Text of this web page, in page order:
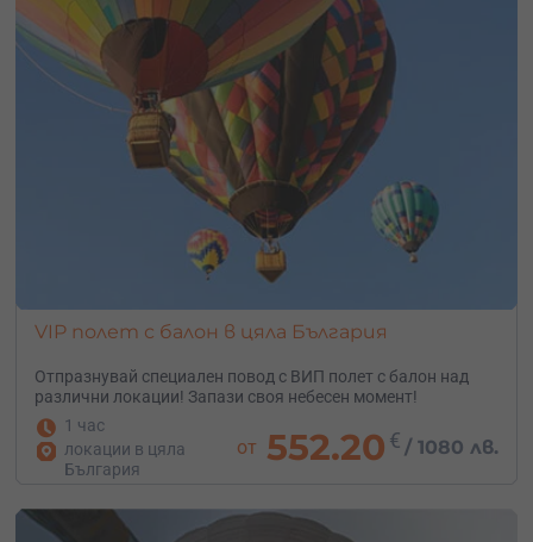
VIP полет с балон в цяла България
Отпразнувай специален повод с ВИП полет с балон над
различни локации! Запази своя небесен момент!
1 час
локации в цяла
България
от 552.20 € / 1080 лв.